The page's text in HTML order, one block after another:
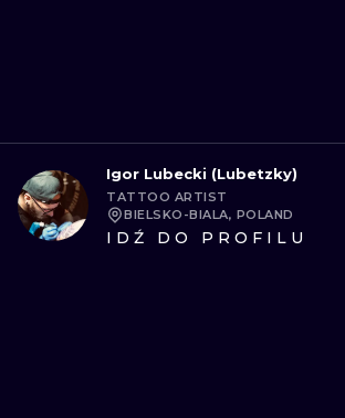
Igor Lubecki (Lubetzky)
TATTOO ARTIST
BIELSKO-BIALA, POLAND
IDŹ DO PROFILU